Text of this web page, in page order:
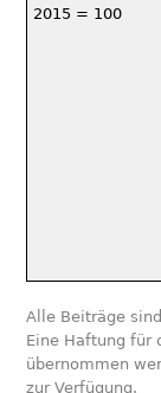
2015 = 100
Alle Beiträge
Eine Haftung für
übernommen
zur Verfügung.